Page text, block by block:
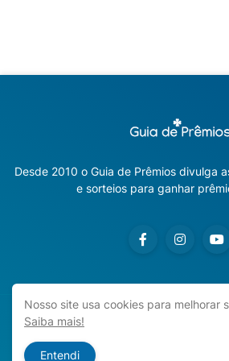
Desde 2010 o Guia de Prêmios divulga
e sorteios para ganhar
Copyright ©
Nosso site usa cookies para melhorar
Saiba mais!
Entendi